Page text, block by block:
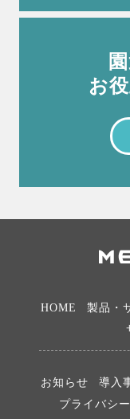
お
HOME 製品・
お知らせ 導入
プライバシ